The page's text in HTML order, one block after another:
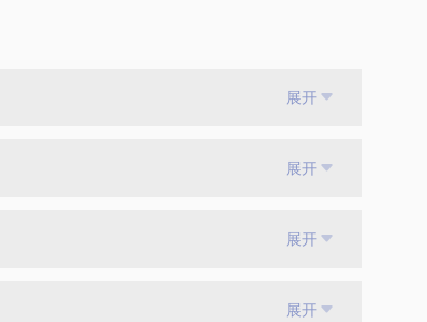
展开
展开
展开
展开